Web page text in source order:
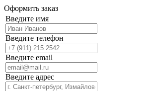
Оформить заказ
Введите имя
Введите телефон
Введите email
Введите адрес